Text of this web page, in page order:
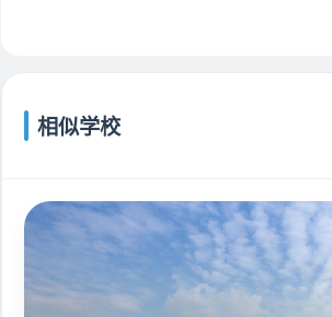
相似学校